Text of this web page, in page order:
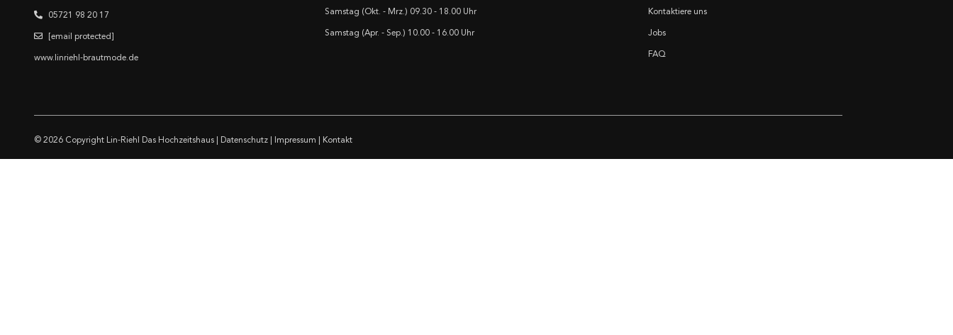
05721 98 20 17
[email protected]
www.linriehl-brautmode.de
Samstag (Okt. - Mrz.) 09.30 - 18.00 Uhr
Samstag (Apr. - Sep.) 10.00 - 16.00 Uhr
Kontaktiere uns
Jobs
FAQ
© 2026 Copyright Lin-Riehl Das Hochzeitshaus Datenschutz Impressum Kontakt